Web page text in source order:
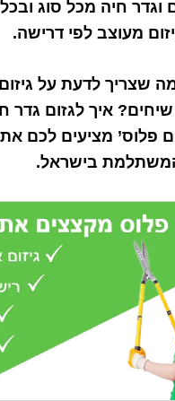
וגדר חיה מכל סוג
מעוצב לפי דרישה.
שצריך לדעת על
איך לגזום גדר
פלוס’ מציעים לכם
בישראל.